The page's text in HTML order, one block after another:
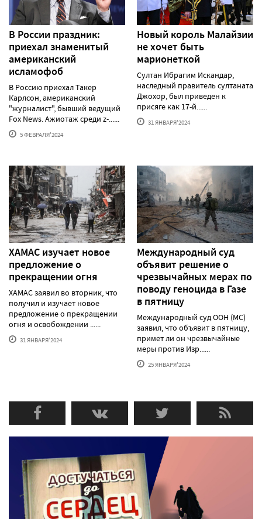
В России праздник:
приехал знаменитый
американский
исламофоб
В Россию приехал Такер
Карлсон, американский
"журналист", бывший ведущий
Fox News. Ажиотаж среди z-......
5 ФЕВРАЛЯ'2024
Новый король Малайзии
не хочет быть
марионеткой
Султан Ибрагим Искандар,
наследный правитель султаната
Джохор, был приведен к
присяге как 17-й......
31 ЯНВАРЯ'2024
ХАМАС изучает новое
предложение о
прекращении огня
ХАМАС заявил во вторник, что
получил и изучает новое
предложение о прекращении
огня и освобождении ......
31 ЯНВАРЯ'2024
Международный суд
объявит решение о
чрезвычайных мерах по
поводу геноцида в Газе
в пятницу
Международный суд ООН (МС)
заявил, что объявит в пятницу,
примет ли он чрезвычайные
меры против Изр......
25 ЯНВАРЯ'2024